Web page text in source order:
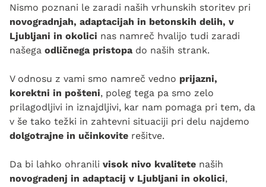
Nismo poznani le zaradi naših vrhunskih storitev pri
novogradnjah, adaptacijah in betonskih delih, v
Ljubljani in okolici nas namreč hvalijo tudi zaradi
našega odličnega pristopa do naših strank.
V odnosu z vami smo namreč vedno prijazni,
korektni in pošteni, poleg tega pa smo zelo
prilagodljivi in iznajdljivi, kar nam pomaga pri tem, da
v še tako težki in zahtevni situaciji pri delu najdemo
dolgotrajne in učinkovite rešitve.
Da bi lahko ohranili visok nivo kvalitete naših
novogradenj in adaptacij v Ljubljani in okolici,